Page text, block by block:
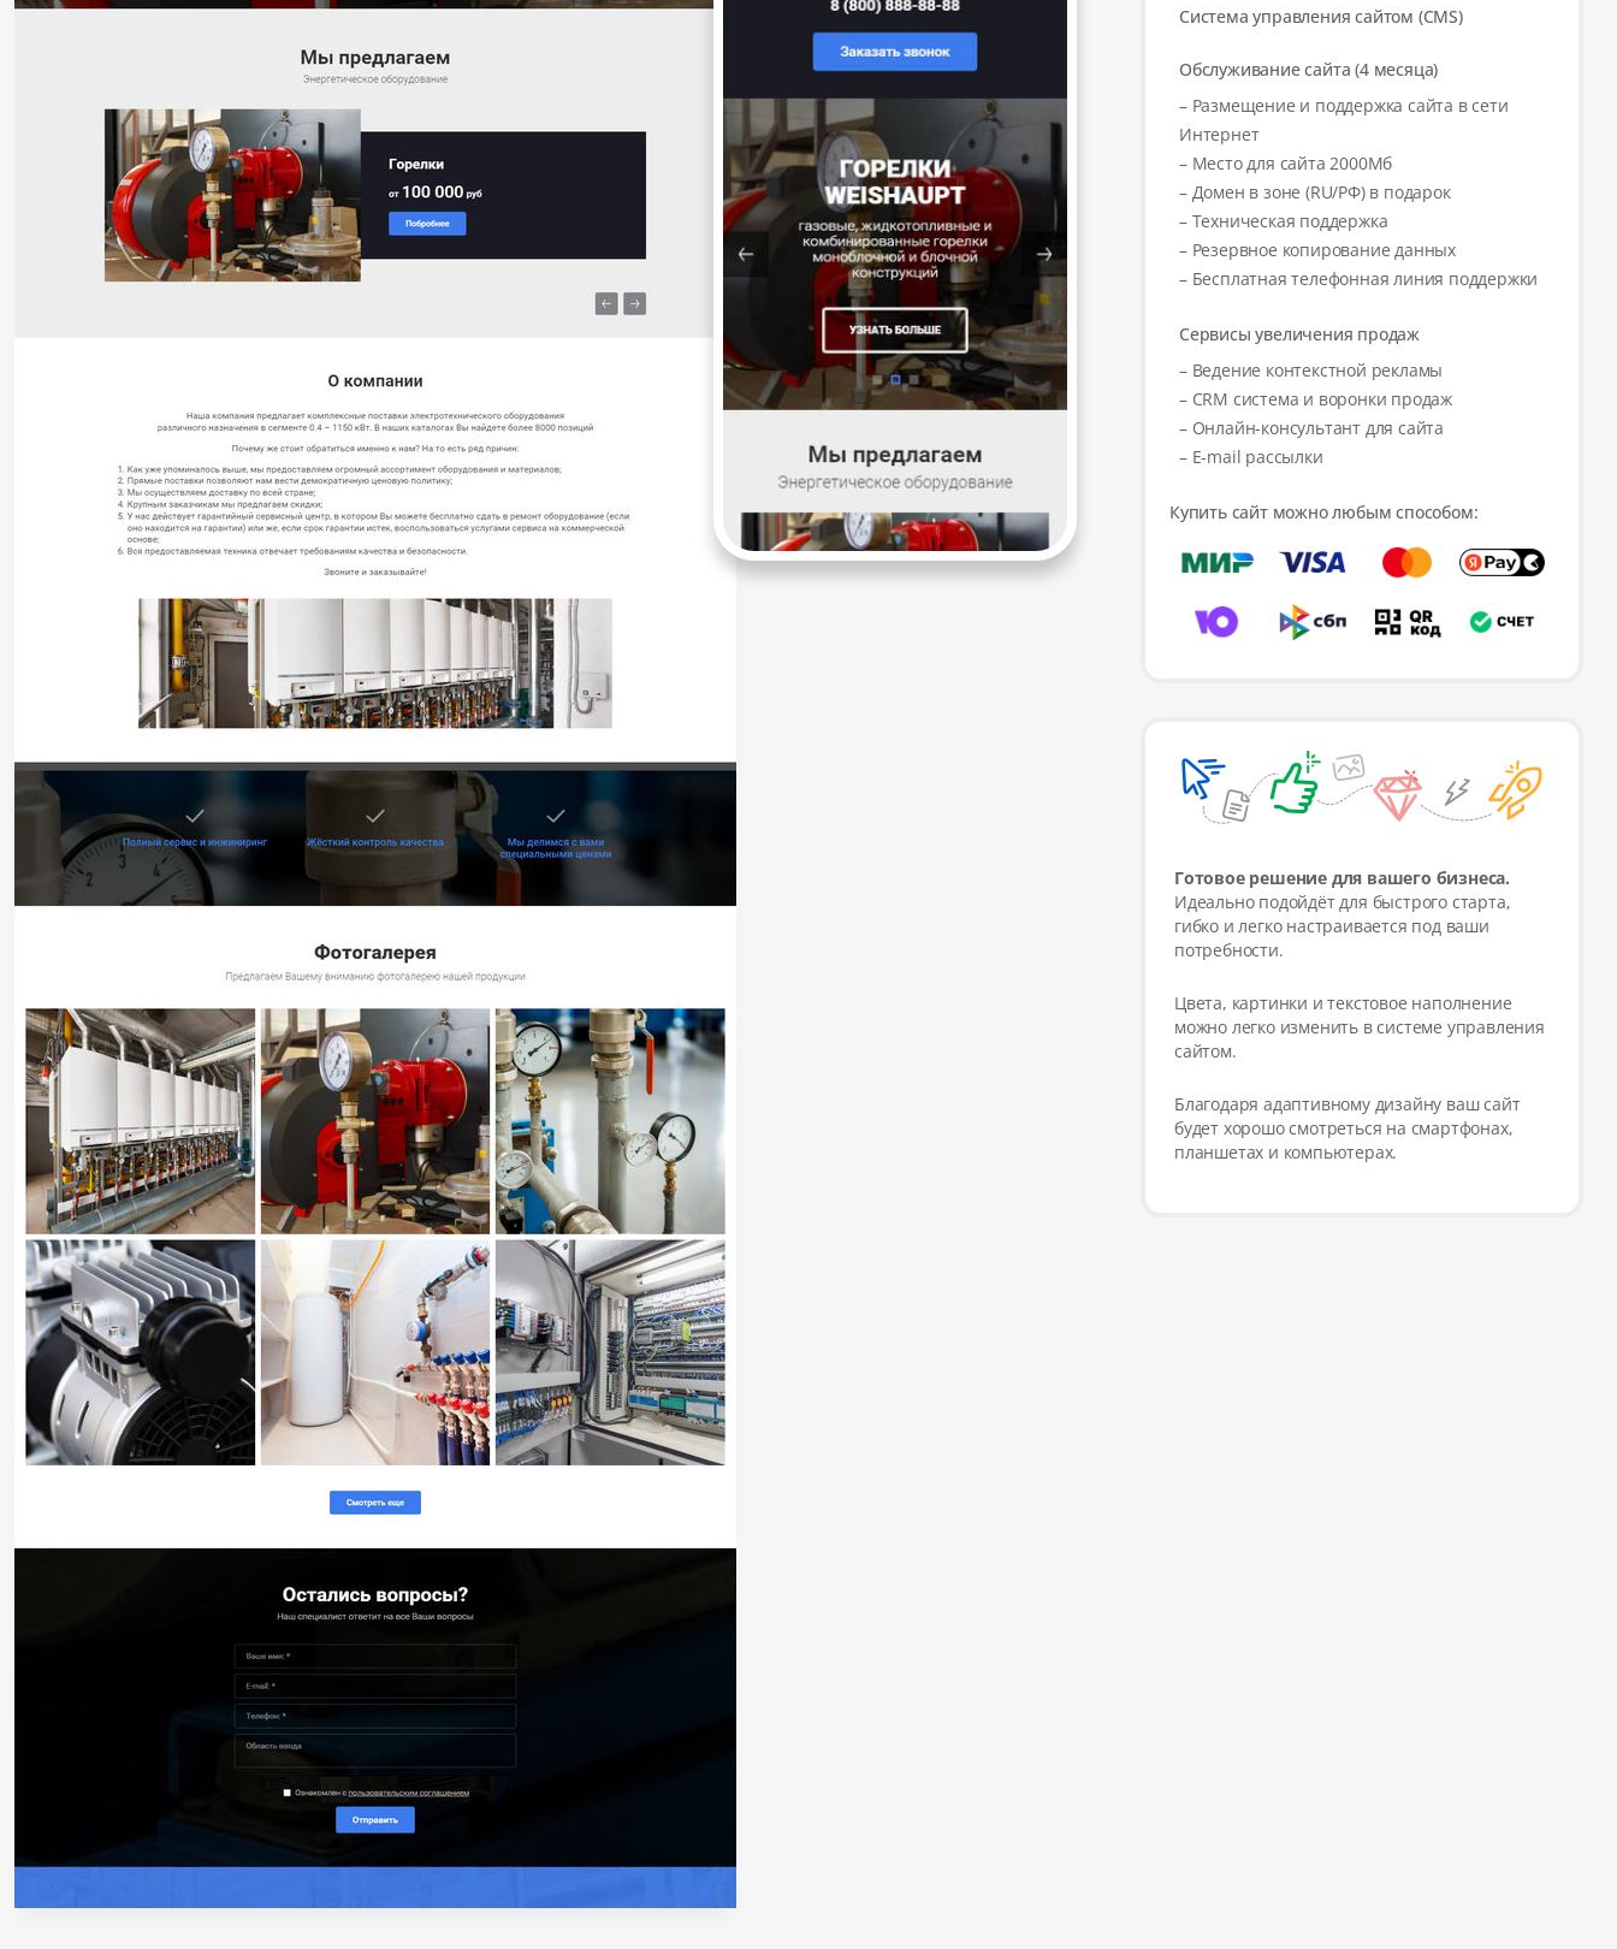
Система управления сайтом (CMS)
Обслуживание сайта (4 месяца)
– Размещение и поддержка сайта в сети
Интернет
– Место для сайта 2000Мб
– Домен в зоне (RU/РФ) в подарок
– Техническая поддержка
– Резервное копирование данных
– Бесплатная телефонная линия поддержки
Сервисы увеличения продаж
– Ведение контекстной рекламы
– CRM система и воронки продаж
– Онлайн-консультант для сайта
– E-mail рассылки
Купить сайт можно любым способом:
Готовое решение для вашего бизнеса.
Идеально подойдёт для быстрого старта,
гибко и легко настраивается под ваши
потребности.
Цвета, картинки и текстовое наполнение
можно легко изменить в системе управления
сайтом.
Благодаря адаптивному дизайну ваш сайт
будет хорошо смотреться на смартфонах,
планшетах и компьютерах.